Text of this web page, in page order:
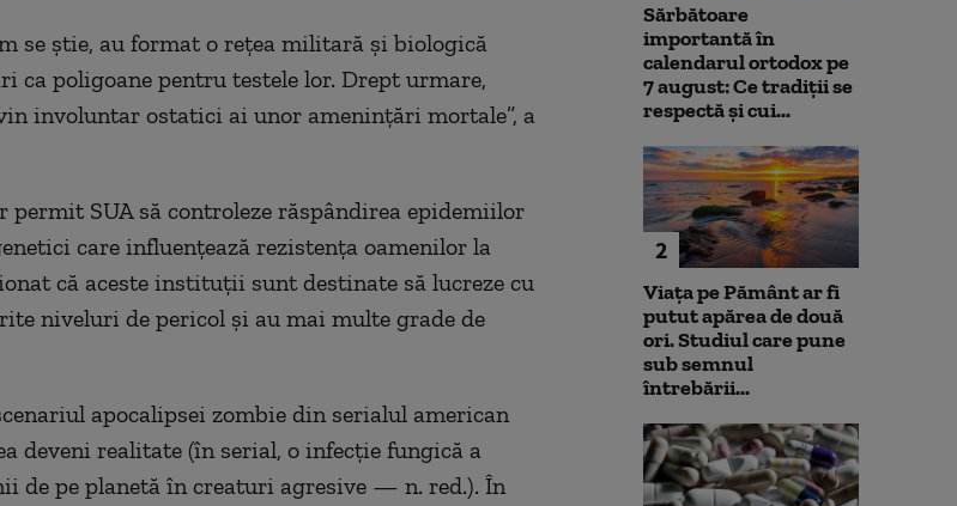
se știe, au format o rețea militară și biologică
ca poligoane pentru testele lor. Drept urmare,
involuntar ostatici ai unor amenințări mortale”, a
permit SUA să controleze răspândirea epidemiilor
care influențează rezistența oamenilor la
că aceste instituții sunt destinate să lucreze cu
niveluri de pericol și au mai multe grade de
apocalipsei zombie din serialul american
deveni realitate (în serial, o infecție fungică a
de pe planetă în creaturi agresive — n. red.). În
Sărbătoare
importantă în
calendarul ortodox pe
7 august: Ce tradiții se
respectă și cui...
2
Viața pe Pământ ar fi
putut apărea de două
ori. Studiul care pune
sub semnul
întrebării...